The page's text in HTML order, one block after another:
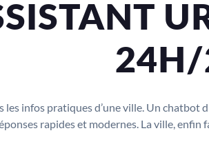
24H/
les infos pratiques d’une ville. Un
rapides et modernes. La ville, enfin